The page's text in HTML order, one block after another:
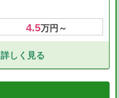
4.5万円～
しく見る